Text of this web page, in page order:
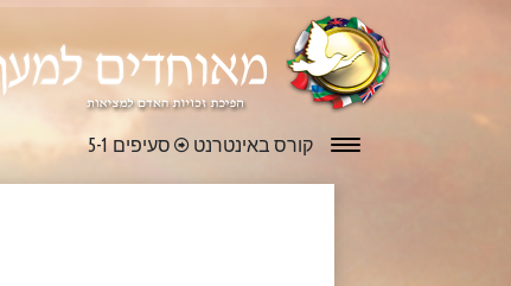
קורס באינטרנט סעיפים 5-1